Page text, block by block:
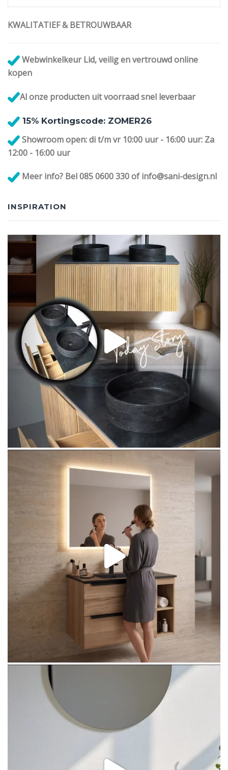
KWALITATIEF & BETROUWBAAR
Webwinkelkeur Lid, veilig en vertrouwd online
kopen
Al onze producten uit voorraad snel leverbaar
15% Kortingscode: ZOMER26
Showroom open: di t/m vr 10:00 uur - 16:00 uur: Za
12:00 - 16:00 uur
Meer info? Bel 085 0600 330 of info@sani-design.nl
INSPIRATION